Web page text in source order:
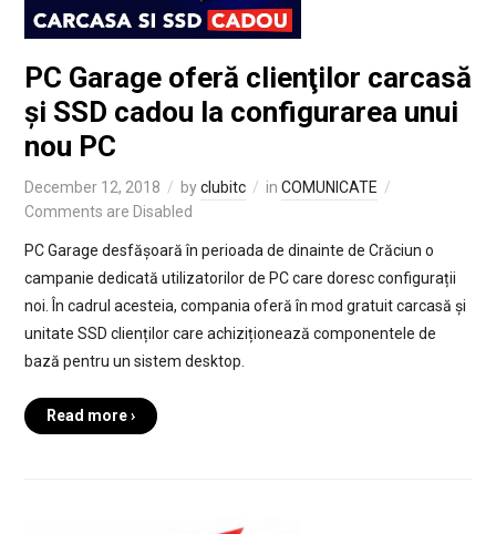
PC Garage oferă clienţilor carcasă
și SSD cadou la configurarea unui
nou PC
December 12, 2018 byclubitc in COMUNICATE
Comments are Disabled
PC Garage desfășoară în perioada de dinainte de Crăciun o
campanie dedicată utilizatorilor de PC care doresc configurații
noi. În cadrul acesteia, compania oferă în mod gratuit carcasă și
unitate SSD clienților care achiziționează componentele de
bază pentru un sistem desktop.
Read more ›